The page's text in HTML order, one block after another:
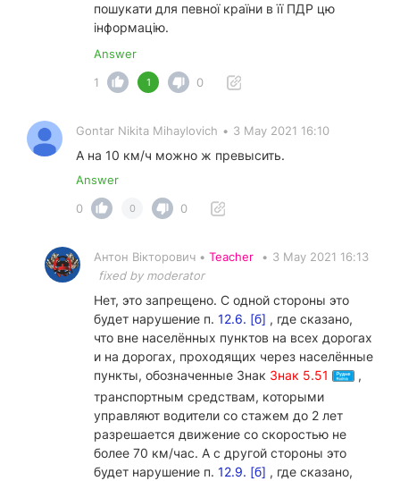
пошукати для певної країни в її ПДР цю
інформацію.
Answer
1
1 0
Gontar Nikita Mihaylovich • 3 May 2021 16:10
А на 10 км/ч можно ж превысить.
Answer
0
0 0
Антон Вікторович • Teacher • 3 May 2021 16:13
fixed by moderator
Нет, это запрещено. С одной стороны это
будет нарушение п. 12.6. [б] , где сказано,
что вне населённых пунктов на всех дорогах
и на дорогах, проходящих через населённые
пункты, обозначенные Знак Знак 5.51
,
транспортным средствам, которыми
управляют водители со стажем до 2 лет
разрешается движение со скоростью не
более 70 км/час. А с другой стороны это
будет нарушение п. 12.9. [б] , где сказано,